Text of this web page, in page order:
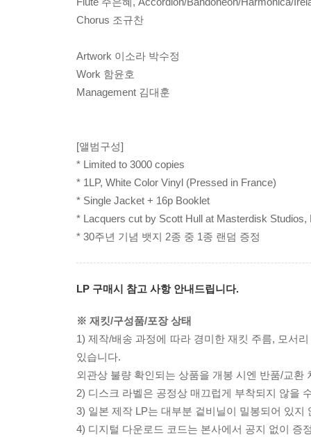
Chorus 조규찬
Artwork 이소라 박수정
Work 함윤호
Management 김대훈
[앨범구성]
* Limited to 3000 copies
* 1LP, White Color Vinyl (Pressed in France)
* Single Jacket + 16p Booklet
* Lacquers cut by Scott Hull at Masterdisk Studios,
* 30주년 기념 뱃지 2종 중 1종 랜덤 증정
LP 구매시 참고 사항 안내드립니다.
※ 재킷/구성품/포장 상태
1) 제작/배송 과정에 따라 경미한 재킷 주름, 모서
있습니다.
외관상 불량 확인되는 상품을 개봉 시엔 반품/교환
2) 디스크 라벨은 공정상 매끄럽게 부착되지 않을
3) 일본 제작 LP는 대부분 겉비닐이 밀봉되어 있지
4) 디지털 다운로드 코드는 본사에서 공지 없이 증